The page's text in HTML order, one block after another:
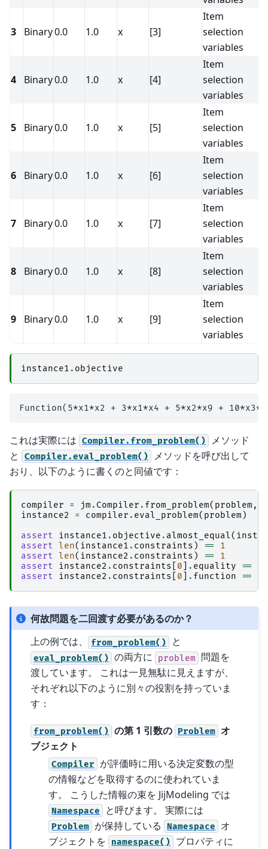
3 Binary0.0 1.0 x [3]
Item
selection
variables
4 Binary0.0 1.0 x [4]
Item
selection
variables
5 Binary0.0 1.0 x [5]
Item
selection
variables
6 Binary0.0 1.0 x [6]
Item
selection
variables
7 Binary0.0 1.0 x [7]
Item
selection
variables
8 Binary0.0 1.0 x [8]
Item
selection
variables
9 Binary0.0 1.0 x [9]
Item
selection
variables
instance1 . objective
これは実際には Compiler.from_problem()
メソッド
と
Compiler.eval_problem()
メソッドを呼び出して
おり、以下のように書くのと同値です：
compiler = jm . Compiler . from_problem( problem ,
instance2
= compiler . eval_problem( problem )
assert
instance1 . objective . almost_equal(
assert len( instance1 . constraints ) ==
1
assert len( instance2 . constraints ) ==
1
assert
instance2 . constraints 0 . equality ==
assert
instance2 . constraints 0 . function ==
何故問題を二回渡す必要があるのか？
上の例では、 from_problem() と
eval_problem() の両方に problem
問題を
渡しています。 これは一見無駄に見えますが、
それぞれ以下のように別々の役割を持っていま
す：
from_problem() の第 1 引数の Problem オ
ブジェクト
Compiler
が評価時に用いる決定変数の型
の情報などを取得するのに使われていま
す。 こうした情報の束を JijModeling では
Namespace と呼びます。 実際には
Problem が保持している Namespace
オ
ブジェクトを
namespace()
プロパティに